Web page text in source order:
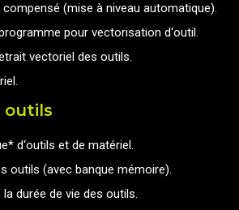
(mise à niveau automatique).
pour vectorisation d‘outil.
vectoriel des outils.
outils
d‘outils et de matériel.
outils (avec banque mémoire).
durée de vie des outils.